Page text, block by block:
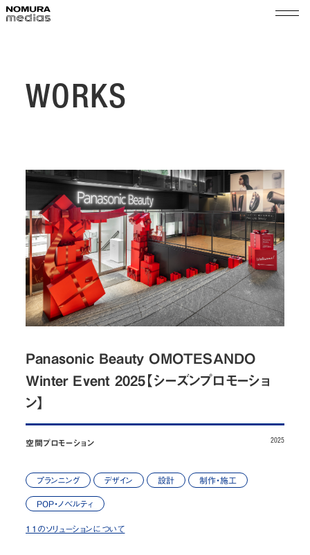
ノムラメディアスとは
ショップ＆イベントマネジメント
代表メッセージ
会社概要
組織図
沿革
拠点
乃村工藝社グループ
サステナビリティ
ニュース
採用
パートナー
お問い合わせ
JP / EN
プライバシーポリシー
WORKS
Panasonic Beauty OMOTESANDO
Winter Event 2025【シーズンプロモーショ
ン】
空間プロモーション 2025
プランニング デザイン 設計 制作・施工
POP・ノベルティ
11のソリューションについて